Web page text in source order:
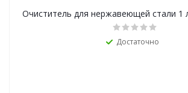
Очиститель для нержавеющей стали 1
Достаточно